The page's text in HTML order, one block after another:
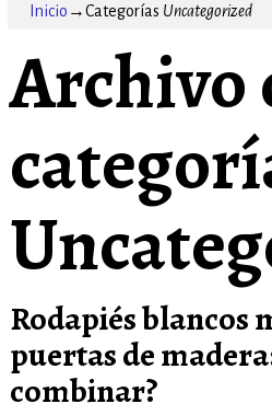
Inicio →Categorías Uncategorized
Archivo
Rodapiés blancos
puertas de
combinar?